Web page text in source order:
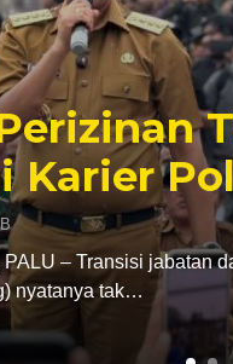
Karier
– Transisi jabatan
nyatanya tak…